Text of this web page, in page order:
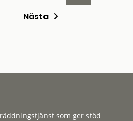
Nästa
som ger stöd